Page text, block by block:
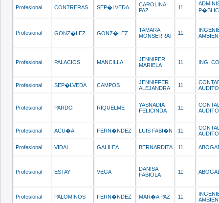
Profesional CONTRERAS SEP�LVEDA
CAROLINA
PAZ
11
Profesional GONZ�LEZ GONZ�LEZ
TAMARA
MONSERRAT
11
Profesional PALACIOS MANCILLA
JENNIFER
MARIELA
11 ING.
Profesional SEP�LVEDA CAMPOS
JENNIFFER
ALEJANDRA
11
Profesional PARDO RIQUELME
YASNADIA
FELICINDA
11
Profesional ACU�A FERN�NDEZ LUIS FABI�N 11
Profesional VIDAL GALILEA BERNARDITA 11
Profesional ESTAY VEGA
DANISA
FABIOLA
11
Profesional PALOMINOS FERN�NDEZ MAR�A PAZ 11